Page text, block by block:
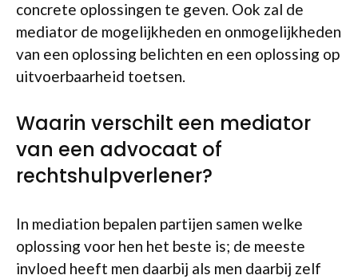
concrete oplossingen te geven. Ook zal de
mediator de mogelijkheden en onmogelijkheden
van een oplossing belichten en een oplossing op
uitvoerbaarheid toetsen.
Waarin verschilt een mediator
van een advocaat of
rechtshulpverlener?
In mediation bepalen partijen samen welke
oplossing voor hen het beste is; de meeste
invloed heeft men daarbij als men daarbij zelf